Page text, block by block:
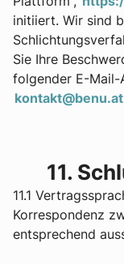
initiiert. Wir sind
Sie Ihre
folgender E-Mail-
kontakt@benu.at
11.
11.1
Korrespondenz
entsprechend